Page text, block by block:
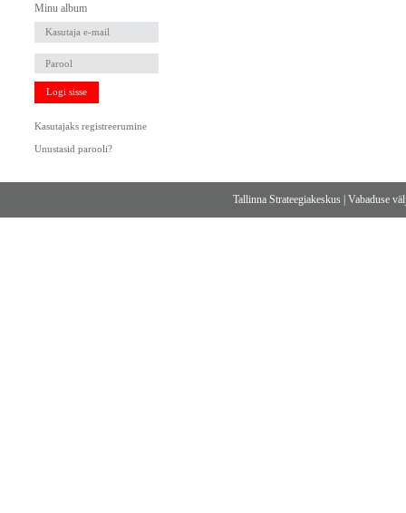
Minu album
Logi sisse
Kasutajaks registreerumine
Unustasid parooli?
Tallinna Strateegiakeskus |Vabaduse